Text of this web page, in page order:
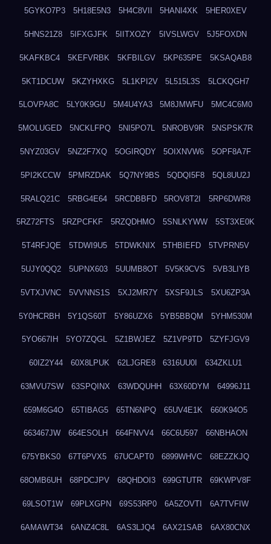
5GYKO7P3 5H18E5N3 5H4C8VII 5HANI4XK 5HER0XEV
5HNS21Z8 5IFXGJFK 5IITXOZY 5IVSLWGV 5J5FOXDN
5KAFKBC4 5KEFVRBK 5KFBILGV 5KP635PE 5KSAQAB8
5KT1DCUW 5KZYHXKG 5L1KPI2V 5L515L3S 5LCKQGH7
5LOVPA8C 5LY0K9GU 5M4U4YA3 5M8JMWFU 5MC4C6M0
5MOLUGED 5NCKLFPQ 5NI5PO7L 5NROBV9R 5NSPSK7R
5NYZ03GV 5NZ2F7XQ 5OGIRQDY 5OIXNVW6 5OPF8A7F
5PI2KCCW 5PMRZDAK 5Q7NY9BS 5QDQI5F8 5QL8UU2J
5RALQ21C 5RBG4E64 5RCDBBFD 5ROV8T2I 5RP6DWR8
5RZ72FTS 5RZPCFKF 5RZQDHMO 5SNLKYWW 5ST3XE0K
5T4RFJQE 5TDWI9U5 5TDWKNIX 5THBIEFD 5TVPRN5V
5UJY0QQ2 5UPNX603 5UUMB8OT 5V5K9CVS 5VB3LIYB
5VTXJVNC 5VVNNS1S 5XJ2MR7Y 5XSF9JLS 5XU6ZP3A
5Y0HCRBH 5Y1QS60T 5Y86UZX6 5YB5BBQM 5YHM530M
5YO667IH 5YO7ZQGL 5Z1BWJEZ 5Z1VP9TD 5ZYFJGV9
60IZ2Y44 60X8LPUK 62LJGRE8 6316UU0I 634ZKLU1
63MVU7SW 63SPQINX 63WDQUHH 63X60DYM 64996J11
659M6G4O 65TIBAG5 65TN6NPQ 65UV4E1K 660K94O5
663467JW 664ESOLH 664FNVV4 66C6U597 66NBHAON
675YBKS0 67T6PVX5 67UCAPT0 6899WHVC 68EZZKJQ
68OMB6UH 68PDCJPV 68QHDOI3 699GTUTR 69KWPV8F
69LSOT1W 69PLXGPN 69S53RP0 6A5ZOVTI 6A7TVFIW
6AMAWT34 6ANZ4C8L 6AS3LJQ4 6AX21SAB 6AX80CNX